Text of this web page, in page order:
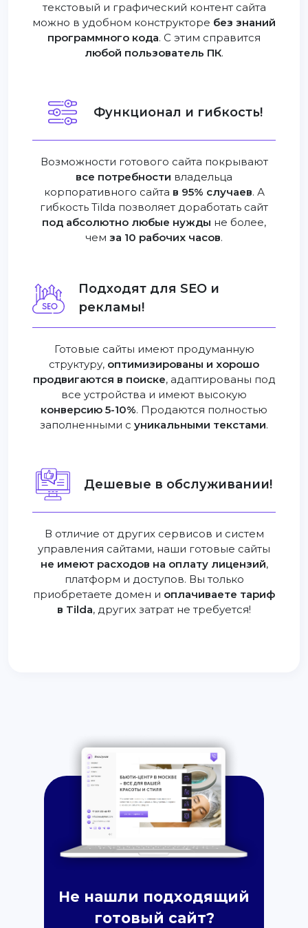
текстовый и графический контент сайта
можно в удобном конструкторе без знаний
программного кода. С этим справится
любой пользователь ПК.
Функционал и гибкость!
Возможности готового сайта покрывают
все потребности владельца
корпоративного сайта в 95% случаев. А
гибкость Tilda позволяет доработать сайт
под абсолютно любые нужды не более,
чем за 10 рабочих часов.
Подходят для SEO и
рекламы!
Готовые сайты имеют продуманную
структуру, оптимизированы и хорошо
продвигаются в поиске, адаптированы под
все устройства и имеют высокую
конверсию 5-10%. Продаются полностью
заполненными с уникальными текстами.
Дешевые в обслуживании!
В отличие от других сервисов и систем
управления сайтами, наши готовые сайты
не имеют расходов на оплату лицензий,
платформ и доступов. Вы только
приобретаете домен и оплачиваете тариф
в Tilda, других затрат не требуется!
Не нашли подходящий
готовый сайт?